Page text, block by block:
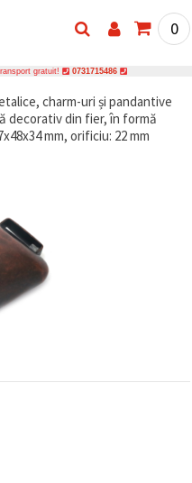
0
gratuit! 0731715486
charm-uri și pandantive
decorativ din fier, în formă
mm, orificiu: 22 mm